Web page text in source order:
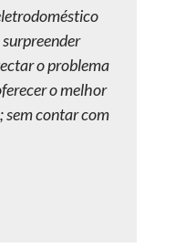
surpreender
o problema
o melhor
sem contar com